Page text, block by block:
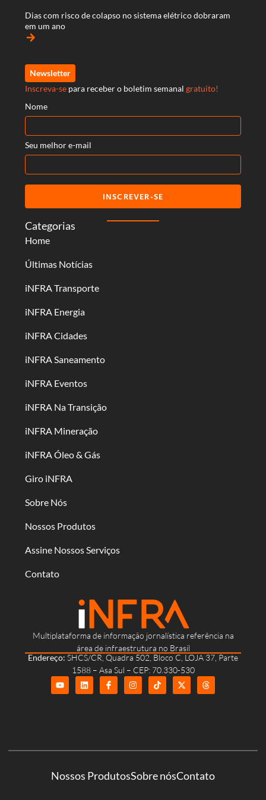
Multiplataforma de informação jornalística referência na
área de infraestrutura no Brasil
Endereço: SHCS/CR, Quadra 502, Bloco C, LOJA 37, Parte
1588 – Asa Sul – CEP: 70.330-530
Categorias
Home
Últimas Notícias
iNFRA Transporte
iNFRA Energia
iNFRA Cidades
iNFRA Saneamento
iNFRA Eventos
iNFRA Na Transição
iNFRA Mineração
iNFRA Óleo & Gás
Giro iNFRA
Sobre Nós
Nossos Produtos
Assine Nossos Serviços
Contato
Dias com risco de colapso no sistema elétrico dobraram
em um ano
arrow_forward
Newsletter
Inscreva-se para receber o boletim semanal gratuito!
Nome
Seu melhor e-mail
INSCREVER-SE
Nossos ProdutosSobre nósContato